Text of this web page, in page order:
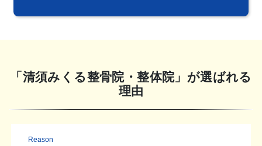
「清須みくる整骨院・整体院」が選ばれる
理由
Reason